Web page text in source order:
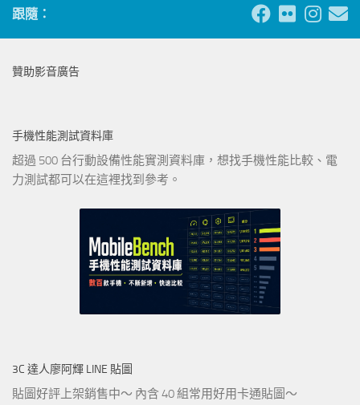
跟隨：
贊助影音廣告
手機性能測試資料庫
超過 500 台行動設備性能實測資料庫，想找手機性能比較、電
力測試都可以在這裡找到參考。
3C 達人廖阿輝 LINE 貼圖
貼圖好評上架銷售中～ 內含 40 組常用好用卡通貼圖～